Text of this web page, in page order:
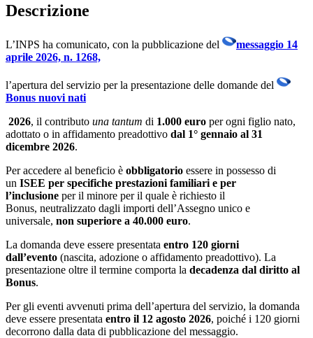
Descrizione
L’INPS ha comunicato, con la pubblicazione del
messaggio 14
aprile 2026, n. 1268,
l’apertura del servizio per la presentazione delle domande del
Bonus nuovi nati
2026, il contributo una tantum di 1.000 euro per ogni figlio nato,
adottato o in affidamento preadottivo dal 1° gennaio al 31
dicembre 2026.
Per accedere al beneficio è obbligatorio essere in possesso di
un ISEE per specifiche prestazioni familiari e per
l’inclusione per il minore per il quale è richiesto il
Bonus, neutralizzato dagli importi dell’Assegno unico e
universale, non superiore a 40.000 euro.
La domanda deve essere presentata entro 120 giorni
dall’evento (nascita, adozione o affidamento preadottivo). La
presentazione oltre il termine comporta la decadenza dal diritto al
Bonus.
Per gli eventi avvenuti prima dell’apertura del servizio, la domanda
deve essere presentata entro il 12 agosto 2026, poiché i 120 giorni
decorrono dalla data di pubblicazione del messaggio.